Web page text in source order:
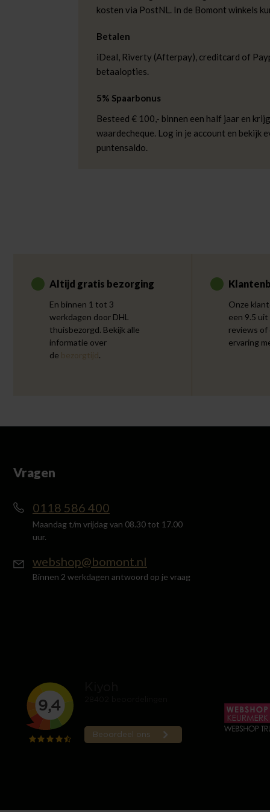
kosten via PostNL. In de Bomont winkels
Betalen
iDeal, Riverty (Afterpay), creditcard of
betaalopties.
5% Spaarbonus
Besteed € 100,- binnen een half jaar en
waardecheque. Log in je account en bekijk
puntensaldo.
Altijd gratis bezorging
En binnen 1 tot 3
werkdagen door DHL
thuisbezorgd. Bekijk alle
informatie over
de bezorgtijd.
Onze
een 9.5 uit
reviews of
ervaring
Vragen
0118 586 400
Maandag t/m vrijdag van 08.30 tot 17.00
uur.
webshop@bomont.nl
Binnen 2 werkdagen antwoord op je vraag